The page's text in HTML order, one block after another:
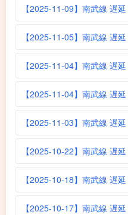
【2025-11-09】南武線 遅延
【2025-11-05】南武線 遅延
【2025-11-04】南武線 遅延
【2025-11-04】南武線 遅延
【2025-11-03】南武線 遅延
【2025-10-22】南武線 遅延
【2025-10-18】南武線 遅延
【2025-10-17】南武線 遅延